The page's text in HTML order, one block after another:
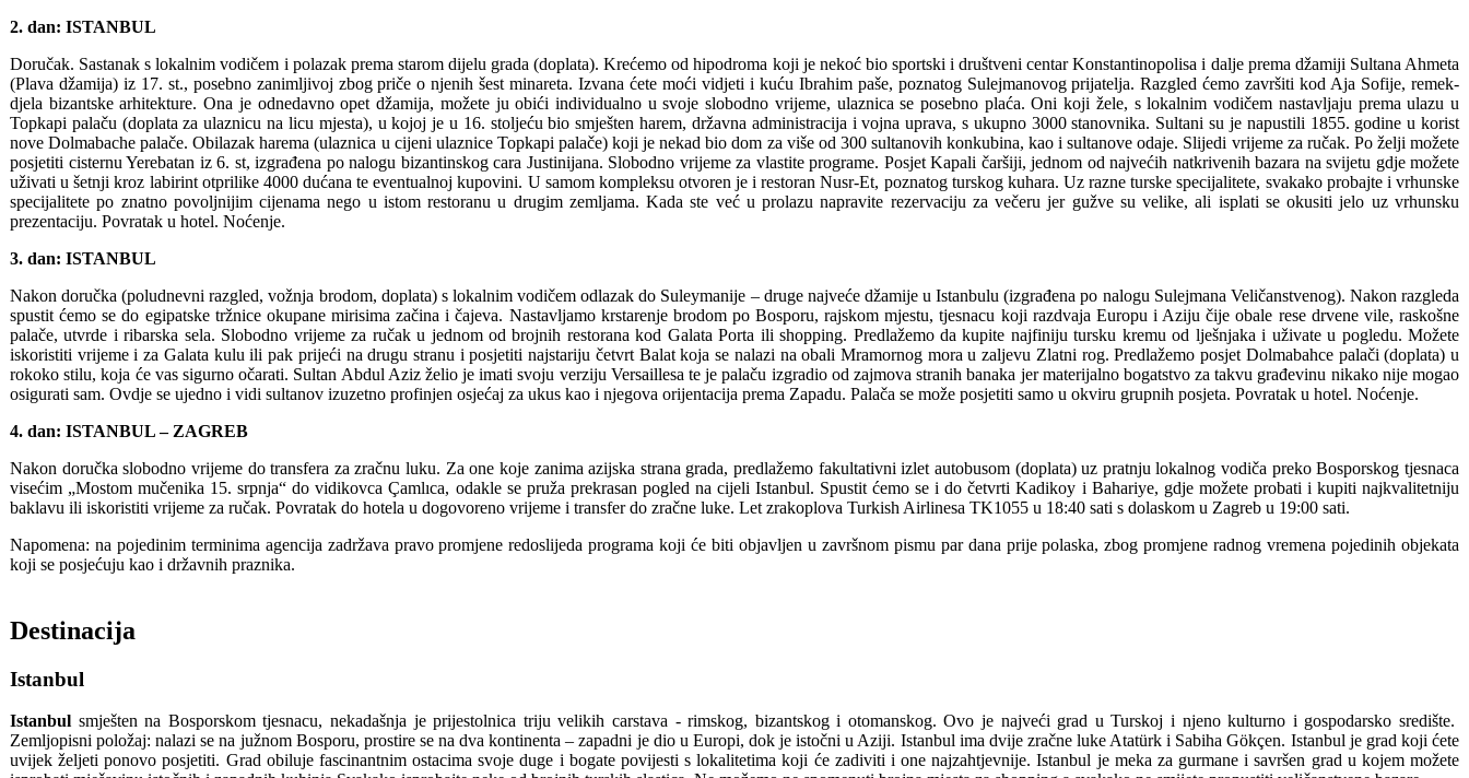
2. dan: ISTANBUL
Doručak. Sastanak s lokalnim vodičem i polazak prema starom dijelu grada (doplata). Krećemo od hipodroma koji je nekoć bio sportski i društveni centar Konstantinopolisa i dalje prema džamiji Sultana Ahmeta
(Plava džamija) iz 17. st., posebno zanimljivoj zbog priče o njenih šest minareta. Izvana ćete moći vidjeti i kuću Ibrahim paše, poznatog Sulejmanovog prijatelja. Razgled ćemo završiti kod Aja Sofije, remek-
djela bizantske arhitekture. Ona je odnedavno opet džamija, možete ju obići individualno u svoje slobodno vrijeme, ulaznica se posebno plaća. Oni koji žele, s lokalnim vodičem nastavljaju prema ulazu u
Topkapi palaču (doplata za ulaznicu na licu mjesta), u kojoj je u 16. stoljeću bio smješten harem, državna administracija i vojna uprava, s ukupno 3000 stanovnika. Sultani su je napustili 1855. godine u korist
nove Dolmabache palače. Obilazak harema (ulaznica u cijeni ulaznice Topkapi palače) koji je nekad bio dom za više od 300 sultanovih konkubina, kao i sultanove odaje. Slijedi vrijeme za ručak. Po želji možete
posjetiti cisternu Yerebatan iz 6. st, izgrađena po nalogu bizantinskog cara Justinijana. Slobodno vrijeme za vlastite programe. Posjet Kapali čaršiji, jednom od najvećih natkrivenih bazara na svijetu gdje možete
uživati u šetnji kroz labirint otprilike 4000 dućana te eventualnoj kupovini. U samom kompleksu otvoren je i restoran Nusr-Et, poznatog turskog kuhara. Uz razne turske specijalitete, svakako probajte i vrhunske
specijalitete po znatno povoljnijim cijenama nego u istom restoranu u drugim zemljama. Kada ste već u prolazu napravite rezervaciju za večeru jer gužve su velike, ali isplati se okusiti jelo uz vrhunsku
prezentaciju. Povratak u hotel. Noćenje.
3. dan: ISTANBUL
Nakon doručka (poludnevni razgled, vožnja brodom, doplata) s lokalnim vodičem odlazak do Suleymanije – druge najveće džamije u Istanbulu (izgrađena po nalogu Sulejmana Veličanstvenog). Nakon razgleda
spustit ćemo se do egipatske tržnice okupane mirisima začina i čajeva. Nastavljamo krstarenje brodom po Bosporu, rajskom mjestu, tjesnacu koji razdvaja Europu i Aziju čije obale rese drvene vile, raskošne
palače, utvrde i ribarska sela. Slobodno vrijeme za ručak u jednom od brojnih restorana kod Galata Porta ili shopping. Predlažemo da kupite najfiniju tursku kremu od lješnjaka i uživate u pogledu. Možete
iskoristiti vrijeme i za Galata kulu ili pak prijeći na drugu stranu i posjetiti najstariju četvrt Balat koja se nalazi na obali Mramornog mora u zaljevu Zlatni rog. Predlažemo posjet Dolmabahce palači (doplata) u
rokoko stilu, koja će vas sigurno očarati. Sultan Abdul Aziz želio je imati svoju verziju Versaillesa te je palaču izgradio od zajmova stranih banaka jer materijalno bogatstvo za takvu građevinu nikako nije mogao
osigurati sam. Ovdje se ujedno i vidi sultanov izuzetno profinjen osjećaj za ukus kao i njegova orijentacija prema Zapadu. Palača se može posjetiti samo u okviru grupnih posjeta. Povratak u hotel. Noćenje.
4. dan: ISTANBUL – ZAGREB
Nakon doručka slobodno vrijeme do transfera za zračnu luku. Za one koje zanima azijska strana grada, predlažemo fakultativni izlet autobusom (doplata) uz pratnju lokalnog vodiča preko Bosporskog tjesnaca
visećim „Mostom mučenika 15. srpnja“ do vidikovca Çamlıca, odakle se pruža prekrasan pogled na cijeli Istanbul. Spustit ćemo se i do četvrti Kadikoy i Bahariye, gdje možete probati i kupiti najkvalitetniju
baklavu ili iskoristiti vrijeme za ručak. Povratak do hotela u dogovoreno vrijeme i transfer do zračne luke. Let zrakoplova Turkish Airlinesa TK1055 u 18:40 sati s dolaskom u Zagreb u 19:00 sati.
Napomena: na pojedinim terminima agencija zadržava pravo promjene redoslijeda programa koji će biti objavljen u završnom pismu par dana prije polaska, zbog promjene radnog vremena pojedinih objekata
koji se posjećuju kao i državnih praznika.
Destinacija
Istanbul
Istanbul smješten na Bosporskom tjesnacu, nekadašnja je prijestolnica triju velikih carstava - rimskog, bizantskog i otomanskog. Ovo je najveći grad u Turskoj i njeno kulturno i gospodarsko središte.
Zemljopisni položaj: nalazi se na južnom Bosporu, prostire se na dva kontinenta – zapadni je dio u Europi, dok je istočni u Aziji. Istanbul ima dvije zračne luke Atatürk i Sabiha Gökçen. Istanbul je grad koji ćete
uvijek željeti ponovo posjetiti. Grad obiluje fascinantnim ostacima svoje duge i bogate povijesti s lokalitetima koji će zadiviti i one najzahtjevnije. Istanbul je meka za gurmane i savršen grad u kojem možete